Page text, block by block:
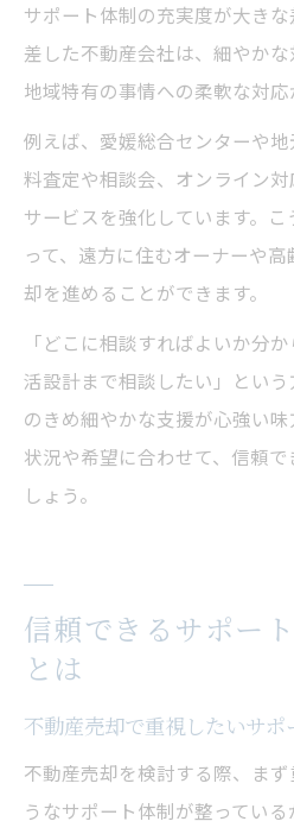
サポート体制の充実度が大き
差した不動産会社は、細やかな
地域特有の事情への柔軟な対応
例えば、愛媛総合センターや
料査定や相談会、オンライン
サービスを強化しています。
って、遠方に住むオーナーや
却を進めることができます。
「どこに相談すればよいか分
活設計まで相談したい」とい
のきめ細やかな支援が心強い
状況や希望に合わせて、信頼
しょう。
信頼できるサポー
とは
不動産売却で重視したいサポ
不動産売却を検討する際、ま
うなサポート体制が整ってい